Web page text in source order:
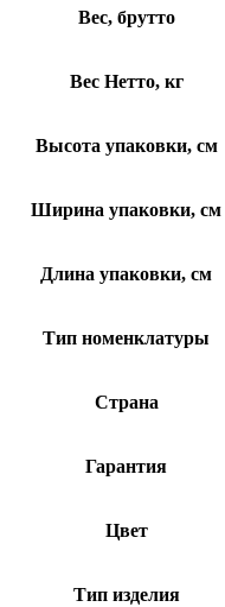
Вес, брутто
Вес Нетто, кг
Высота упаковки, см
Ширина упаковки, см
Длина упаковки, см
Тип номенклатуры
Страна
Гарантия
Цвет
Тип изделия